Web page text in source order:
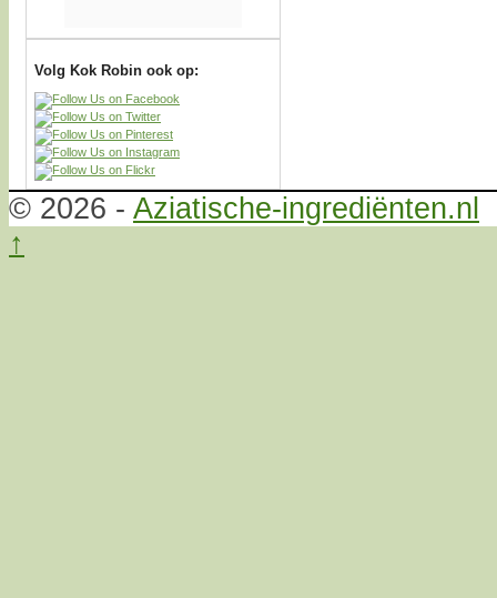
Volg Kok Robin ook op:
© 2026 - Aziatische-ingrediënten.nl
↑